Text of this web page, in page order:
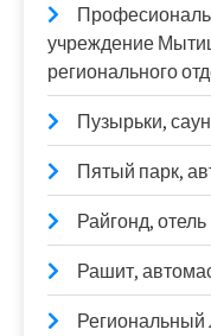
учреждение
регионального
Пузырьки,
Пятый парк,
Райгонд, отель
Рашит,
Региональный